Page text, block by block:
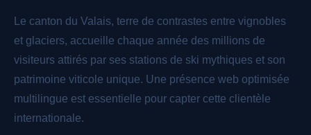
Le canton du Valais, terre de contrastes entre vignobles
et glaciers, accueille chaque année des millions de
visiteurs attirés par ses stations de ski mythiques et son
patrimoine viticole unique. Une présence web optimisée
multilingue est essentielle pour capter cette clientèle
internationale.